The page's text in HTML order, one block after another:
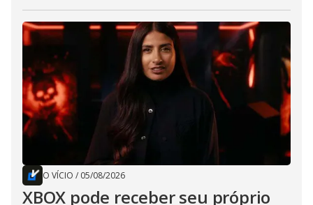
O VÍCIO / 05/08/2026
XBOX pode receber seu próprio